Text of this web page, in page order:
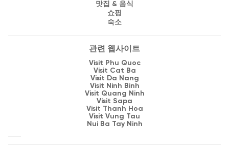
맛집 & 음식
쇼핑
숙소
관련 웹사이트
Visit Phu Quoc
Visit Cat Ba
Visit Da Nang
Visit Ninh Binh
Visit Quang Ninh
Visit Sapa
Visit Thanh Hoa
Visit Vung Tau
Nui Ba Tay Ninh